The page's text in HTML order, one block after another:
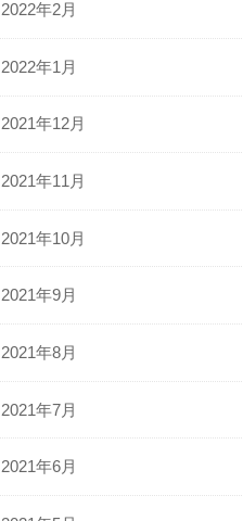
2022年2月
2022年1月
2021年12月
2021年11月
2021年10月
2021年9月
2021年8月
2021年7月
2021年6月